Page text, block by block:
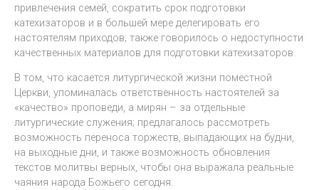
привлечения семей, сократить срок подготовки
катехизаторов и в большей мере делегировать его
настоятелям приходов; также говорилось о недоступности
качественных материалов для подготовки катехизаторов.
В том, что касается литургической жизни поместной
Церкви, упоминалась ответственность настоятелей за
«качество» проповеди, а мирян – за отдельные
литургические служения; предлагалось рассмотреть
возможность переноса торжеств, выпадающих на будни,
на выходные дни, и также возможность обновления
текстов молитвы верных, чтобы она выражала реальные
чаяния народа Божьего сегодня.